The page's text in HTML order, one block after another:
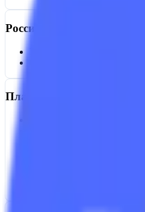
Российский сервис
Платформы